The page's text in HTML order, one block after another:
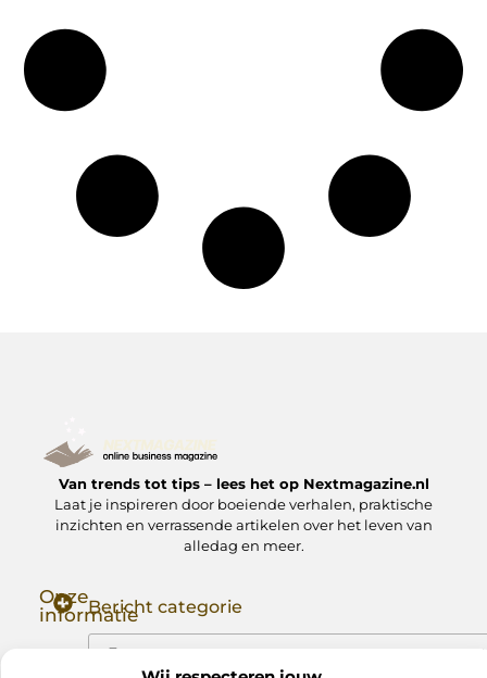
Van trends tot tips – lees het op Nextmagazine.nl
Laat je inspireren door boeiende verhalen, praktische
inzichten en verrassende artikelen over het leven van
alledag en meer.
Onze
informatieBericht categorie